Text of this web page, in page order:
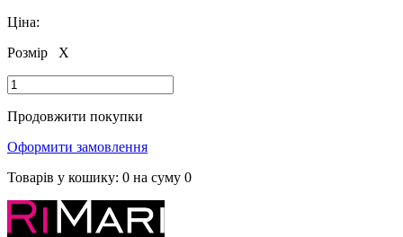
Ціна:
Розмір
X
Продовжити покупки
Оформити замовлення
Товарів у кошику: 0 на суму 0